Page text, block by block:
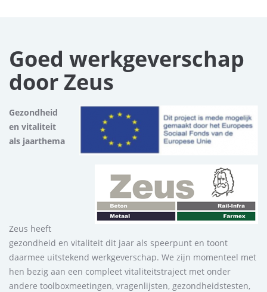
Goed werkgeverschap
door Zeus
Gezondheid
en vitaliteit
als jaarthema
Zeus heeft
gezondheid en vitaliteit dit jaar als speerpunt en toont
daarmee uitstekend werkgeverschap. We zijn momenteel met
hen bezig aan een compleet vitaliteitstraject met onder
andere toolboxmeetingen, vragenlijsten, gezondheidstesten,